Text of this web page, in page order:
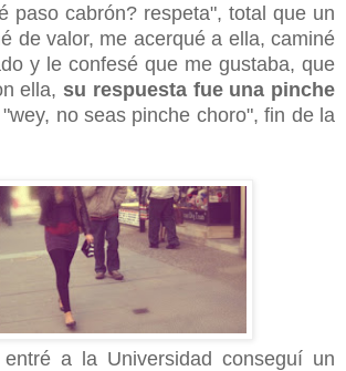
paso cabrón? respeta", total que un
de valor, me acerqué a ella, caminé
y le confesé que me gustaba, que
ella, su respuesta fue una pinche
no seas pinche choro", fin de la
entré a la Universidad conseguí un